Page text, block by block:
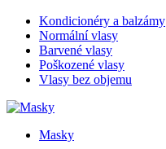
Kondicionéry a balzámy
Normální vlasy
Barvené vlasy
Poškozené vlasy
Vlasy bez objemu
Masky